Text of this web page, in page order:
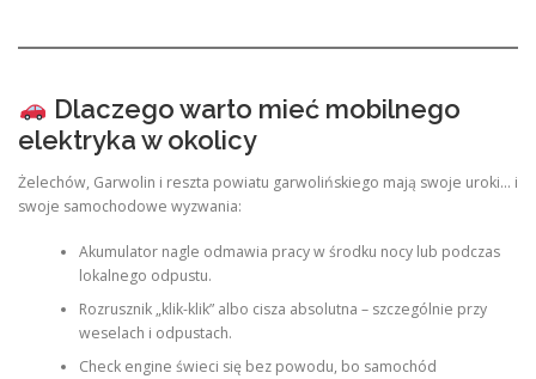
Dlaczego warto mieć mobilnego
elektryka w okolicy
Żelechów, Garwolin i reszta powiatu garwolińskiego mają swoje uroki… i
swoje samochodowe wyzwania:
Akumulator nagle odmawia pracy w środku nocy lub podczas
lokalnego odpustu.
Rozrusznik „klik-klik” albo cisza absolutna – szczególnie przy
weselach i odpustach.
Check engine świeci się bez powodu, bo samochód